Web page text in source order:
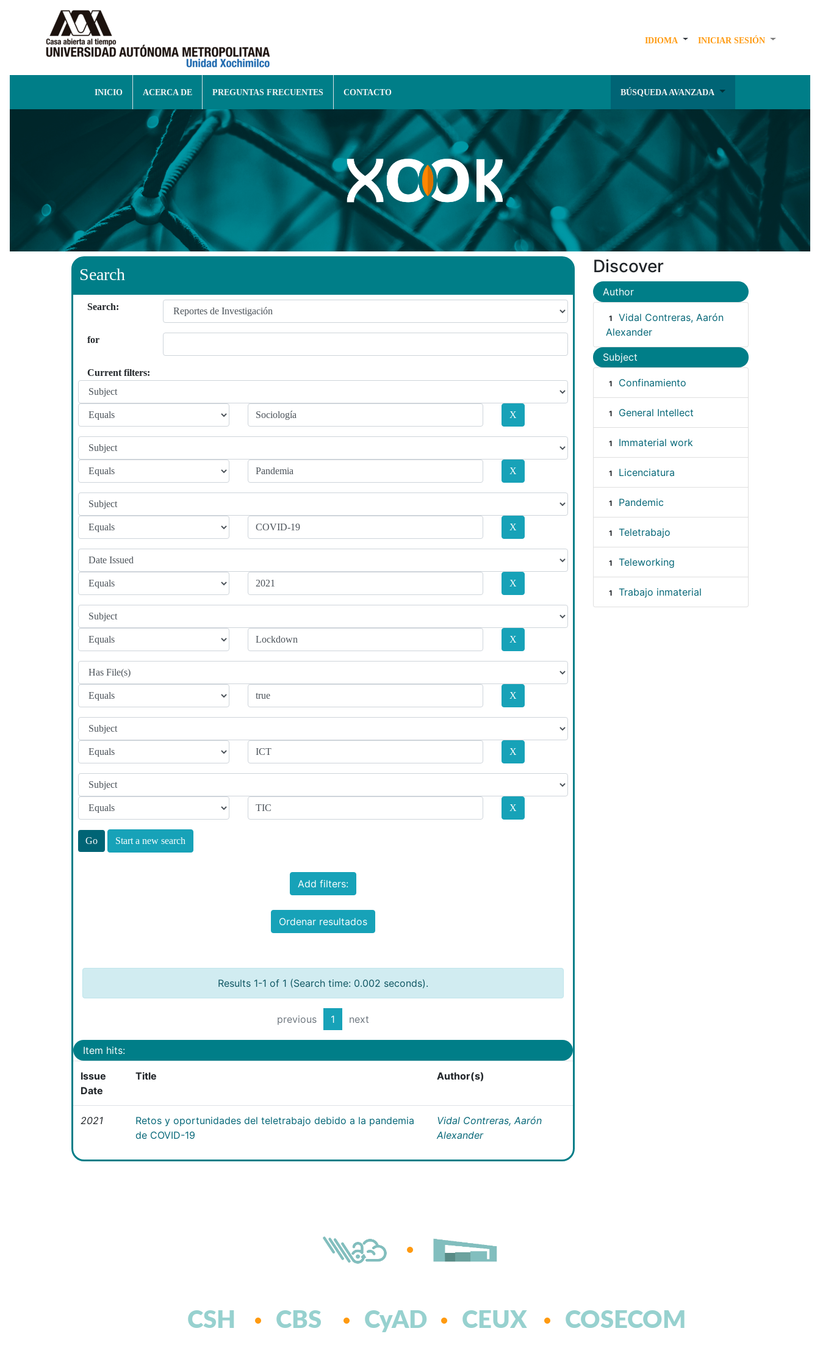
IDIOMA INICIAR SESIÓN
INICIO ACERCA DE PREGUNTAS FRECUENTES CONTACTO BÚSQUEDA AVANZADA
Search
Search:
for
Current filters:
Start a new search
Add filters:
Ordenar resultados
Results 1-1 of 1 (Search time: 0.002 seconds).
previous 1 next
Item hits:
Issue
Date
Title Author(s)
2021
Retos y oportunidades del teletrabajo debido a la pandemia
de COVID-19
Vidal Contreras, Aarón
Alexander
Discover
Author
1
Vidal Contreras, Aarón
Alexander
Subject
1 Confinamiento
1 General Intellect
1 Immaterial work
1 Licenciatura
1 Pandemic
1 Teletrabajo
1 Teleworking
1 Trabajo inmaterial
CSH CBS CyAD CEUX COSECOM